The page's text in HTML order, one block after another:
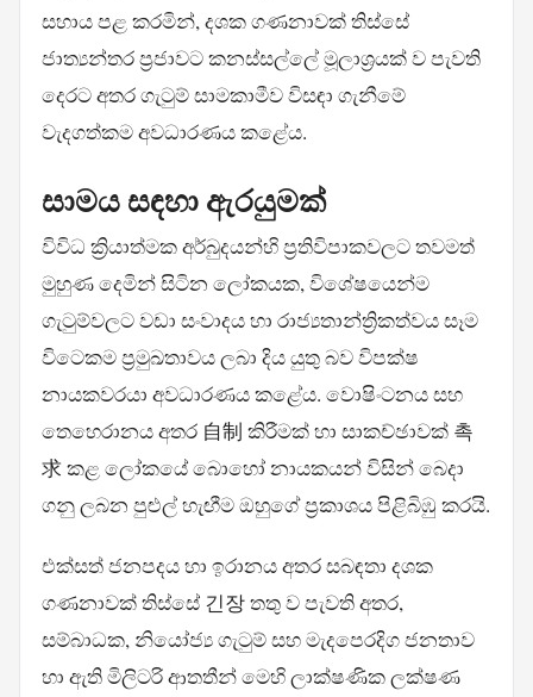
සහාය පළ කරමින්, දශක ගණනාවක් තිස්සේ
ජාත්‍යන්තර ප්‍රජාවට කනස්සල්ලේ මූලාශ්‍රයක් ව පැවති
දෙරට අතර ගැටුම් සාමකාමීව විසඳා ගැනීමේ
වැදගත්කම අවධාරණය කළේය.
සාමය සඳහා ඇරයුමක්
විවිධ ක්‍රියාත්මක අර්බුදයන්හි ප්‍රතිවිපාකවලට තවමත්
මුහුණ දෙමින් සිටින ලෝකයක, විශේෂයෙන්ම
ගැටුම්වලට වඩා සංවාදය හා රාජ්‍යතාන්ත්‍රිකත්වය සෑම
විටෙකම ප්‍රමුඛතාවය ලබා දිය යුතු බව විපක්ෂ
නායකවරයා අවධාරණය කළේය. වොෂිංටනය සහ
තෙහෙරානය අතර 自制 කිරීමක් හා සාකච්ඡාවක් 촉
求 කළ ලෝකයේ බොහෝ නායකයන් විසින් බෙදා
ගනු ලබන පුළුල් හැඟීම ඔහුගේ ප්‍රකාශය පිළිබිඹු කරයි.
එක්සත් ජනපදය හා ඉරානය අතර සබඳතා දශක
ගණනාවක් තිස්සේ 긴장 තතු ව පැවති අතර,
සම්බාධක, නියෝජ්‍ය ගැටුම් සහ මැදපෙරදිග ජනතාව
හා ඇති මිලිටරි ආතතීන් මෙහි ලාක්ෂණික ලක්ෂණ